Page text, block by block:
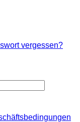
vergessen?